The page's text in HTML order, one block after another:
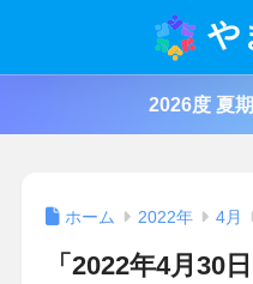
や
2026度 夏
ホーム 2022年 4月
「2022年4月30